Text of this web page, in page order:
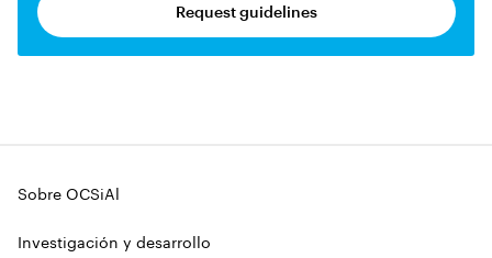
Request guidelines
Sobre OCSiAl
Investigación y desarrollo